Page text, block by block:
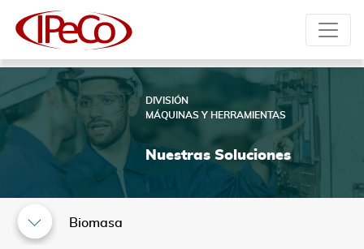
DIVISIÓN
MÁQUINAS Y HERRAMIENTAS
Nuestras Soluciones
Biomasa